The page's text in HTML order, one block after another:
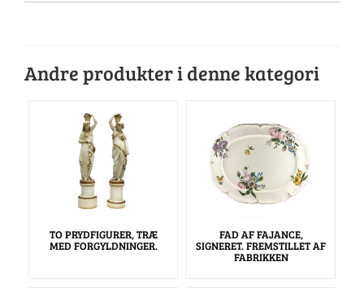
Andre produkter i denne kategori
TO PRYDFIGURER, TRÆ
MED FORGYLDNINGER.
FAD AF FAJANCE,
SIGNERET. FREMSTILLET AF
FABRIKKEN